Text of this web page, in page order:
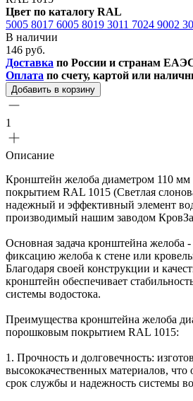
Цвет по каталогу RAL
5005 8017 6005 8019 3011 7024 9002
В наличии
146 руб.
Доставка по России и странам
Оплата по счету, картой или
Добавить в корзину
1
Описание
Кронштейн желоба диаметром 110
покрытием RAL 1015 (Светлая
надежный и эффективный элемент
производимый нашим заводом
Основная задача кронштейна желоба
фиксацию желоба к стене или
Благодаря своей конструкции и
кронштейн обеспечивает
системы водостока.
Преимущества кронштейна желоба
порошковым покрытием RAL 1015:
1. Прочность и долговечность:
высококачественных материалов, что
срок службы и надежность системы